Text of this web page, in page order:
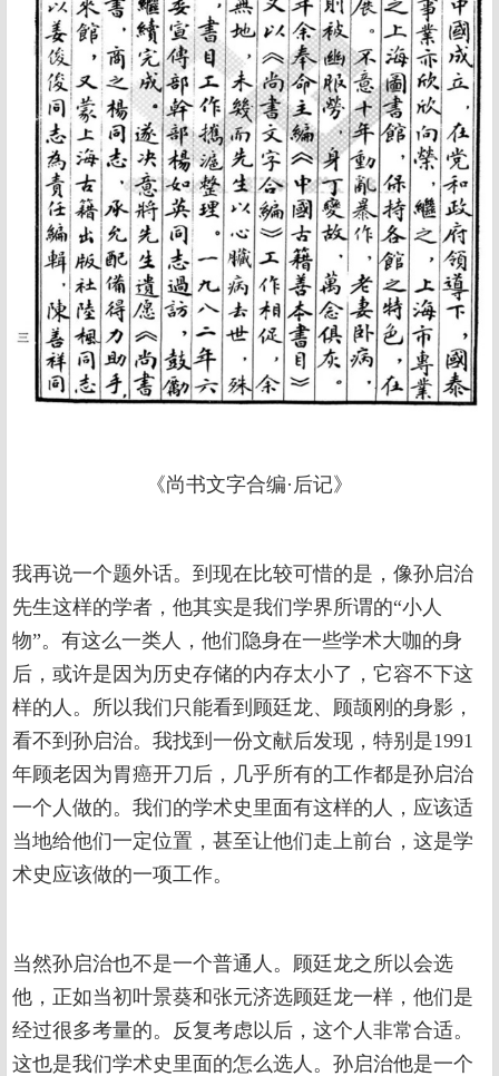
《尚书文字合编·后记》
我再说一个题外话。到现在比较可惜的是，像孙启治
先生这样的学者，他其实是我们学界所谓的“小人
物”。有这么一类人，他们隐身在一些学术大咖的身
后，或许是因为历史存储的内存太小了，它容不下这
样的人。所以我们只能看到顾廷龙、顾颉刚的身影，
看不到孙启治。我找到一份文献后发现，特别是1991
年顾老因为胃癌开刀后，几乎所有的工作都是孙启治
一个人做的。我们的学术史里面有这样的人，应该适
当地给他们一定位置，甚至让他们走上前台，这是学
术史应该做的一项工作。
当然孙启治也不是一个普通人。顾廷龙之所以会选
他，正如当初叶景葵和张元济选顾廷龙一样，他们是
经过很多考量的。反复考虑以后，这个人非常合适。
这也是我们学术史里面的怎么选人。孙启治他是一个